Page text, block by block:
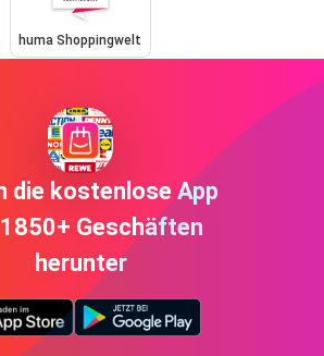
huma Shoppingwelt
die kostenlose App
Geschäften
herunter